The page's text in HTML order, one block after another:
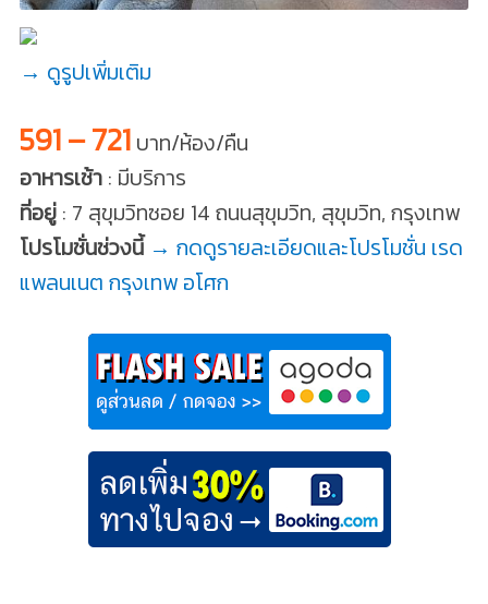
→ ดูรูปเพิ่มเติม
591 – 721บาท/ห้อง/คืน
อาหารเช้า: มีบริการ
ที่อยู่: 7 สุขุมวิทซอย 14 ถนนสุขุมวิท, สุขุมวิท, กรุงเทพ
โปรโมชั่นช่วงนี้ → กดดูรายละเอียดและโปรโมชั่น เรด
แพลนเนต กรุงเทพ อโศก